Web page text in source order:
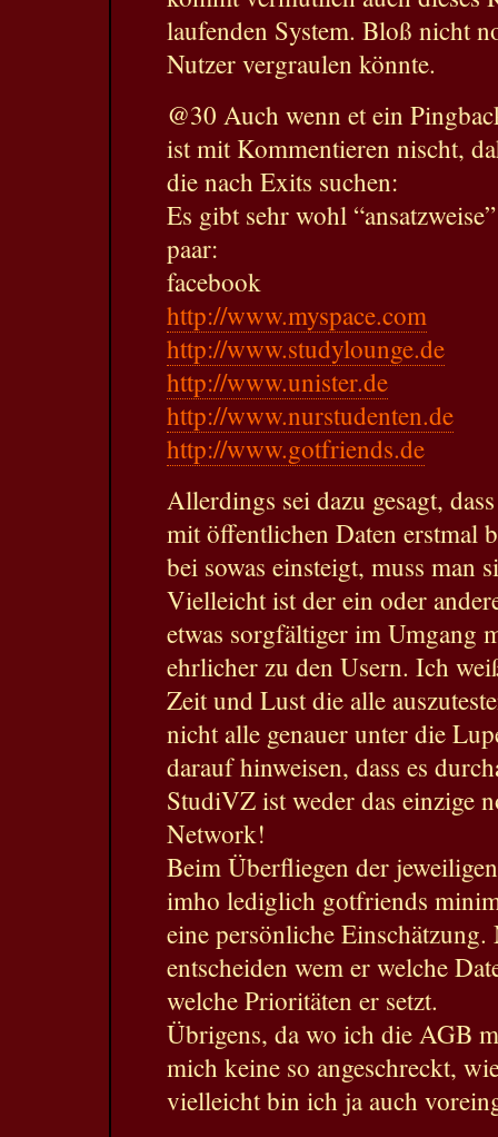
laufenden System. Bloß nicht
Nutzer vergraulen könnte.
@30 Auch wenn et ein
ist mit Kommentieren nischt,
die nach Exits suchen:
Es gibt sehr wohl
paar:
facebook
http://www.myspace.com
http://www.studylounge.de
http://www.unister.de
http://www.nurstudenten.de
http://www.gotfriends.de
Allerdings sei dazu gesagt,
mit öffentlichen Daten erstmal
bei sowas einsteigt, muss man
Vielleicht ist der ein oder
etwas sorgfältiger im Umgang
ehrlicher zu den Usern. Ich
Zeit und Lust die alle
nicht alle genauer unter die
darauf hinweisen, dass es
StudiVZ ist weder das einzige
Network!
Beim Überfliegen der
imho lediglich gotfriends
eine persönliche Einschätzung.
entscheiden wem er welche
welche Prioritäten er setzt.
Übrigens, da wo ich die AGB
mich keine so angeschreckt,
vielleicht bin ich ja auch